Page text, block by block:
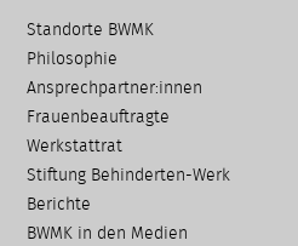
Navigation
überspringen
Standorte BWMK
Philosophie
Ansprechpartner:innen
Frauenbeauftragte
Werkstattrat
Stiftung Behinderten-Werk
Berichte
BWMK in den Medien